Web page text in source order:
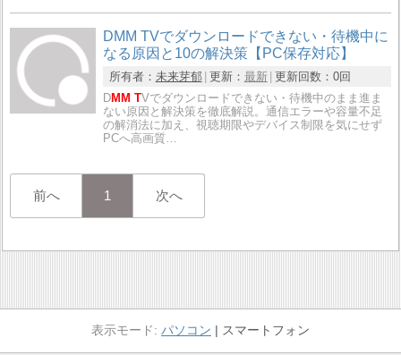
DMM TVでダウンロードできない・待機中に
なる原因と10の解決策【PC保存対応】
所有者： 未来芽郁 更新： 最新 更新回数： 0回
DMM TVでダウンロードできない・待機中のまま進ま
ない原因と解決策を徹底解説。通信エラーや容量不足
の解消法に加え、視聴期限やデバイス制限を気にせず
PCへ高画質…
前へ 1 次へ
パソコン スマートフォン